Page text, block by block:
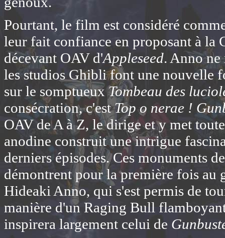
Pourtant, le film est considéré
leur fait confiance en proposant à la
décevant OAV d'Appleseed. Anno ne
les studios Ghibli font une nouvelle
sur le somptueuxTombeau des
consécration, c'estTop o nerae !
OAV de A à Z, le dirige et y met
anodine construit une intrigue
derniers épisodes. Ces monuments
démontrent pour la première fois au
Hideaki Anno, qui s'est permis de
manière d'un Raging Bull
inspirera largement celui de